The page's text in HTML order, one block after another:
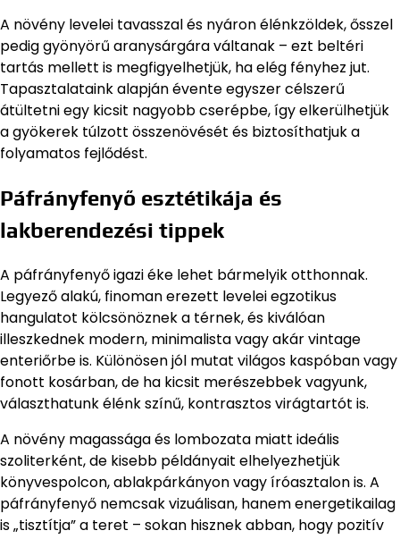
A növény levelei tavasszal és nyáron élénkzöldek, ősszel
pedig gyönyörű aranysárgára váltanak – ezt beltéri
tartás mellett is megfigyelhetjük, ha elég fényhez jut.
Tapasztalataink alapján évente egyszer célszerű
átültetni egy kicsit nagyobb cserépbe, így elkerülhetjük
a gyökerek túlzott összenövését és biztosíthatjuk a
folyamatos fejlődést.
Páfrányfenyő esztétikája és
lakberendezési tippek
A páfrányfenyő igazi éke lehet bármelyik otthonnak.
Legyező alakú, finoman erezett levelei egzotikus
hangulatot kölcsönöznek a térnek, és kiválóan
illeszkednek modern, minimalista vagy akár vintage
enteriőrbe is. Különösen jól mutat világos kaspóban vagy
fonott kosárban, de ha kicsit merészebbek vagyunk,
választhatunk élénk színű, kontrasztos virágtartót is.
A növény magassága és lombozata miatt ideális
szoliterként, de kisebb példányait elhelyezhetjük
könyvespolcon, ablakpárkányon vagy íróasztalon is. A
páfrányfenyő nemcsak vizuálisan, hanem energetikailag
is „tisztítja” a teret – sokan hisznek abban, hogy pozitív